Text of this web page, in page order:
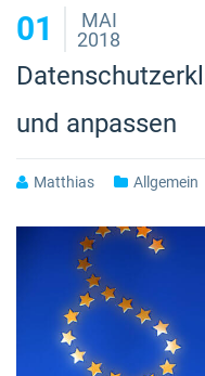
01
MAI
2018
und anpassen
Matthias Allgemein